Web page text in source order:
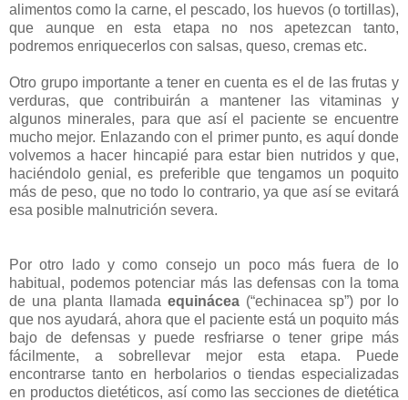
alimentos como la carne, el pescado, los huevos (o tortillas),
que aunque en esta etapa no nos apetezcan tanto,
podremos enriquecerlos con salsas, queso, cremas etc.
Otro grupo importante a tener en cuenta es el de las frutas y
verduras, que contribuirán a mantener las vitaminas y
algunos minerales, para que así el paciente se encuentre
mucho mejor. Enlazando con el primer punto, es aquí donde
volvemos a hacer hincapié para estar bien nutridos y que,
haciéndolo genial, es preferible que tengamos un poquito
más de peso, que no todo lo contrario, ya que así se evitará
esa posible malnutrición severa.
Por otro lado y como consejo un poco más fuera de lo
habitual, podemos potenciar más las defensas con la toma
de una planta llamada equinácea (“echinacea sp”) por lo
que nos ayudará, ahora que el paciente está un poquito más
bajo de defensas y puede resfriarse o tener gripe más
fácilmente, a sobrellevar mejor esta etapa. Puede
encontrarse tanto en herbolarios o tiendas especializadas
en productos dietéticos, así como las secciones de dietética